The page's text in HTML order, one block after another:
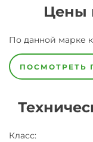
Цены
По данной марке
ПОСМОТРЕТЬ
Класс: